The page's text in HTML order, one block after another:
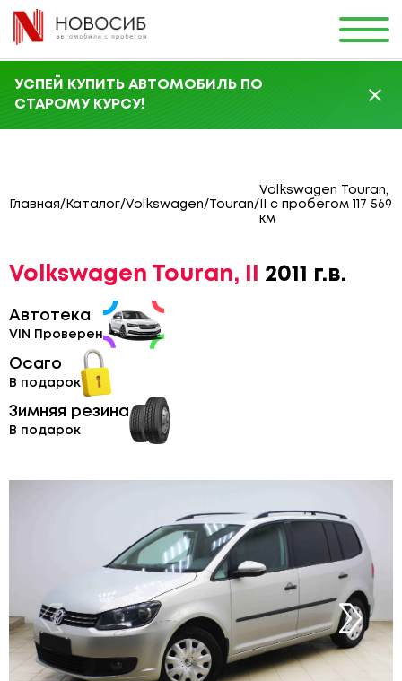
УСПЕЙ КУПИТЬ АВТОМОБИЛЬ ПО
СТАРОМУ КУРСУ!
Главная/ Каталог/Volkswagen/Touran/
Volkswagen Touran,
II с пробегом 117 569
км
Volkswagen Touran, II 2011 г.в.
Автотека
VIN Проверен
Осаго
В подарок
Зимняя резина
В подарок